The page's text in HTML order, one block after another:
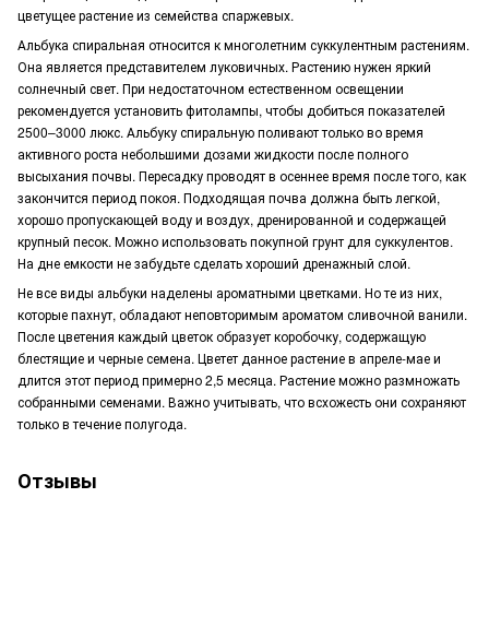
цветущее растение из семейства спаржевых.
Альбука спиральная относится к многолетним суккулентным растениям.
Она является представителем луковичных. Растению нужен яркий
солнечный свет. При недостаточном естественном освещении
рекомендуется установить фитолампы, чтобы добиться показателей
2500–3000 люкс. Альбуку спиральную поливают только во время
активного роста небольшими дозами жидкости после полного
высыхания почвы. Пересадку проводят в осеннее время после того, как
закончится период покоя. Подходящая почва должна быть легкой,
хорошо пропускающей воду и воздух, дренированной и содержащей
крупный песок. Можно использовать покупной грунт для суккулентов.
На дне емкости не забудьте сделать хороший дренажный слой.
Не все виды альбуки наделены ароматными цветками. Но те из них,
которые пахнут, обладают неповторимым ароматом сливочной ванили.
После цветения каждый цветок образует коробочку, содержащую
блестящие и черные семена. Цветет данное растение в апреле-мае и
длится этот период примерно 2,5 месяца. Растение можно размножать
собранными семенами. Важно учитывать, что всхожесть они сохраняют
только в течение полугода.
Отзывы